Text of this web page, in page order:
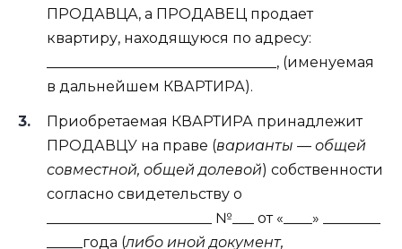
ПРОДАВЦА, а ПРОДАВЕЦ продает
квартиру, находящуюся по адресу:
________________________________, (именуемая
в дальнейшем КВАРТИРА).
Приобретаемая КВАРТИРА принадлежит
ПРОДАВЦУ на праве (варианты — общей
совместной, общей долевой) собственности
согласно свидетельству о
_______________________ №___ от «____» ________
_____года (либо иной документ,